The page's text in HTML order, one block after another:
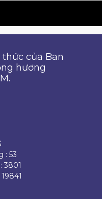
của Ban
hương
: 53
3801